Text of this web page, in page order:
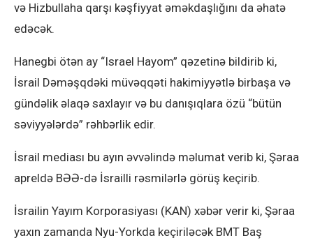
və Hizbullaha qarşı kəşfiyyat əməkdaşlığını da əhatə
edəcək.
Hanegbi ötən ay “Israel Hayom” qəzetinə bildirib ki,
İsrail Dəməşqdəki müvəqqəti hakimiyyətlə birbaşa və
gündəlik əlaqə saxlayır və bu danışıqlara özü “bütün
səviyyələrdə” rəhbərlik edir.
İsrail mediası bu ayın əvvəlində məlumat verib ki, Şəraa
apreldə BƏƏ-də İsrailli rəsmilərlə görüş keçirib.
İsrailin Yayım Korporasiyası (KAN) xəbər verir ki, Şəraa
yaxın zamanda Nyu-Yorkda keçiriləcək BMT Baş